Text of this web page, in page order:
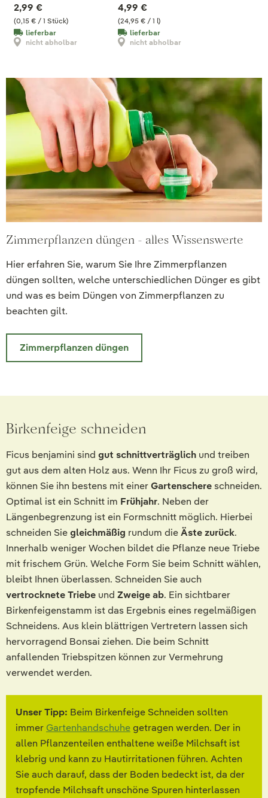
(0,15 € / 1 Stück)
2,99 €
lieferbar
nicht abholbar
(24,95 € / 1 l)
4,99 €
lieferbar
nicht abholbar
Zimmerpflanzen düngen - alles Wissenswerte
Hier erfahren Sie, warum Sie Ihre Zimmerpflanzen
düngen sollten, welche unterschiedlichen Dünger es gibt
und was es beim Düngen von Zimmerpflanzen zu
beachten gilt.
Zimmerpflanzen düngen
Birkenfeige schneiden
Ficus benjamini sind gut schnittverträglich und treiben
gut aus dem alten Holz aus. Wenn Ihr Ficus zu groß wird,
können Sie ihn bestens mit einerGartenschereschneiden.
Optimal ist ein Schnitt im Frühjahr. Neben der
Längenbegrenzung ist ein Formschnitt möglich. Hierbei
schneiden Siegleichmäßig rundum dieÄste zurück.
Innerhalb weniger Wochen bildet die Pflanze neue Triebe
mit frischem Grün. Welche Form Sie beim Schnitt wählen,
bleibt Ihnen überlassen. Schneiden Sie auch
vertrocknete Triebe und Zweige ab. Ein sichtbarer
Birkenfeigenstamm ist das Ergebnis eines regelmäßigen
Schneidens. Aus klein blättrigen Vertretern lassen sich
hervorragend Bonsai ziehen. Die beim Schnitt
anfallenden Triebspitzen können zur Vermehrung
verwendet werden.
Unser Tipp: Beim Birkenfeige Schneiden sollten
immer Gartenhandschuhe getragen werden. Der in
allen Pflanzenteilen enthaltene weiße Milchsaft ist
klebrig und kann zu Hautirritationen führen. Achten
Sie auch darauf, dass der Boden bedeckt ist, da der
tropfende Milchsaft unschöne Spuren hinterlassen